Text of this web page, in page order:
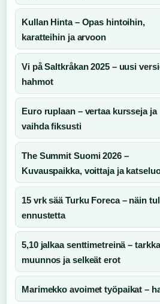
Kullan Hinta – Opas hintoihin,
karatteihin ja arvoon
Vi på Saltkråkan 2025 – uusi
hahmot
Euro ruplaan – vertaa kursseja ja
vaihda fiksusti
The Summit Suomi 2026 –
Kuvauspaikka, voittaja ja
15 vrk sää Turku Foreca – näin
ennustetta
5,10 jalkaa senttimetreinä – tarkka
muunnos ja selkeät erot
Marimekko avoimet työpaikat –